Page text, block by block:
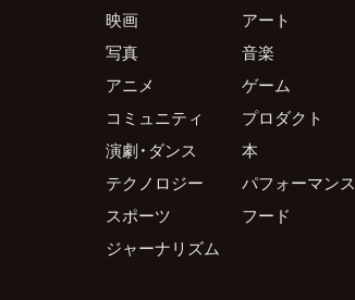
映画
アート
写真
音楽
アニメ
ゲーム
コミュニティ
プロダクト
演劇・ダンス
本
テクノロジー
パフォーマンス
スポーツ
フード
ジャーナリズム